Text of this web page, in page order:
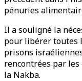
pénuries
Il a souligné la
pour libérer toutes
prisons
rencontrées par
la Nakba.